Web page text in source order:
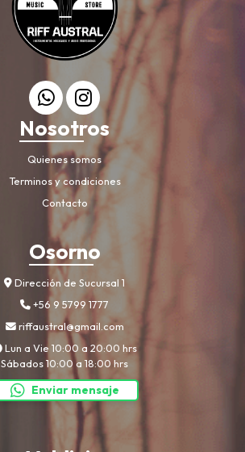
Nosotros
Quienes somos
Terminos y condiciones
Contacto
Osorno
Dirección de Sucursal 1
+56 9 5799 1777
riffaustral@gmail.com
Lun a Vie 10:00 a 20:00 hrs
Sábados 10:00 a 18:00 hrs
Enviar mensaje